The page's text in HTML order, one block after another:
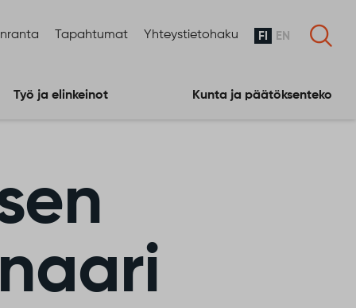
Tapahtumat Yhteystietohaku FI EN
Työ ja elinkeinot Kunta ja päätöksenteko